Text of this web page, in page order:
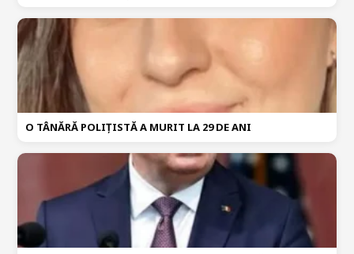
O TÂNĂRĂ POLIȚISTĂ A MURIT LA 29 DE ANI